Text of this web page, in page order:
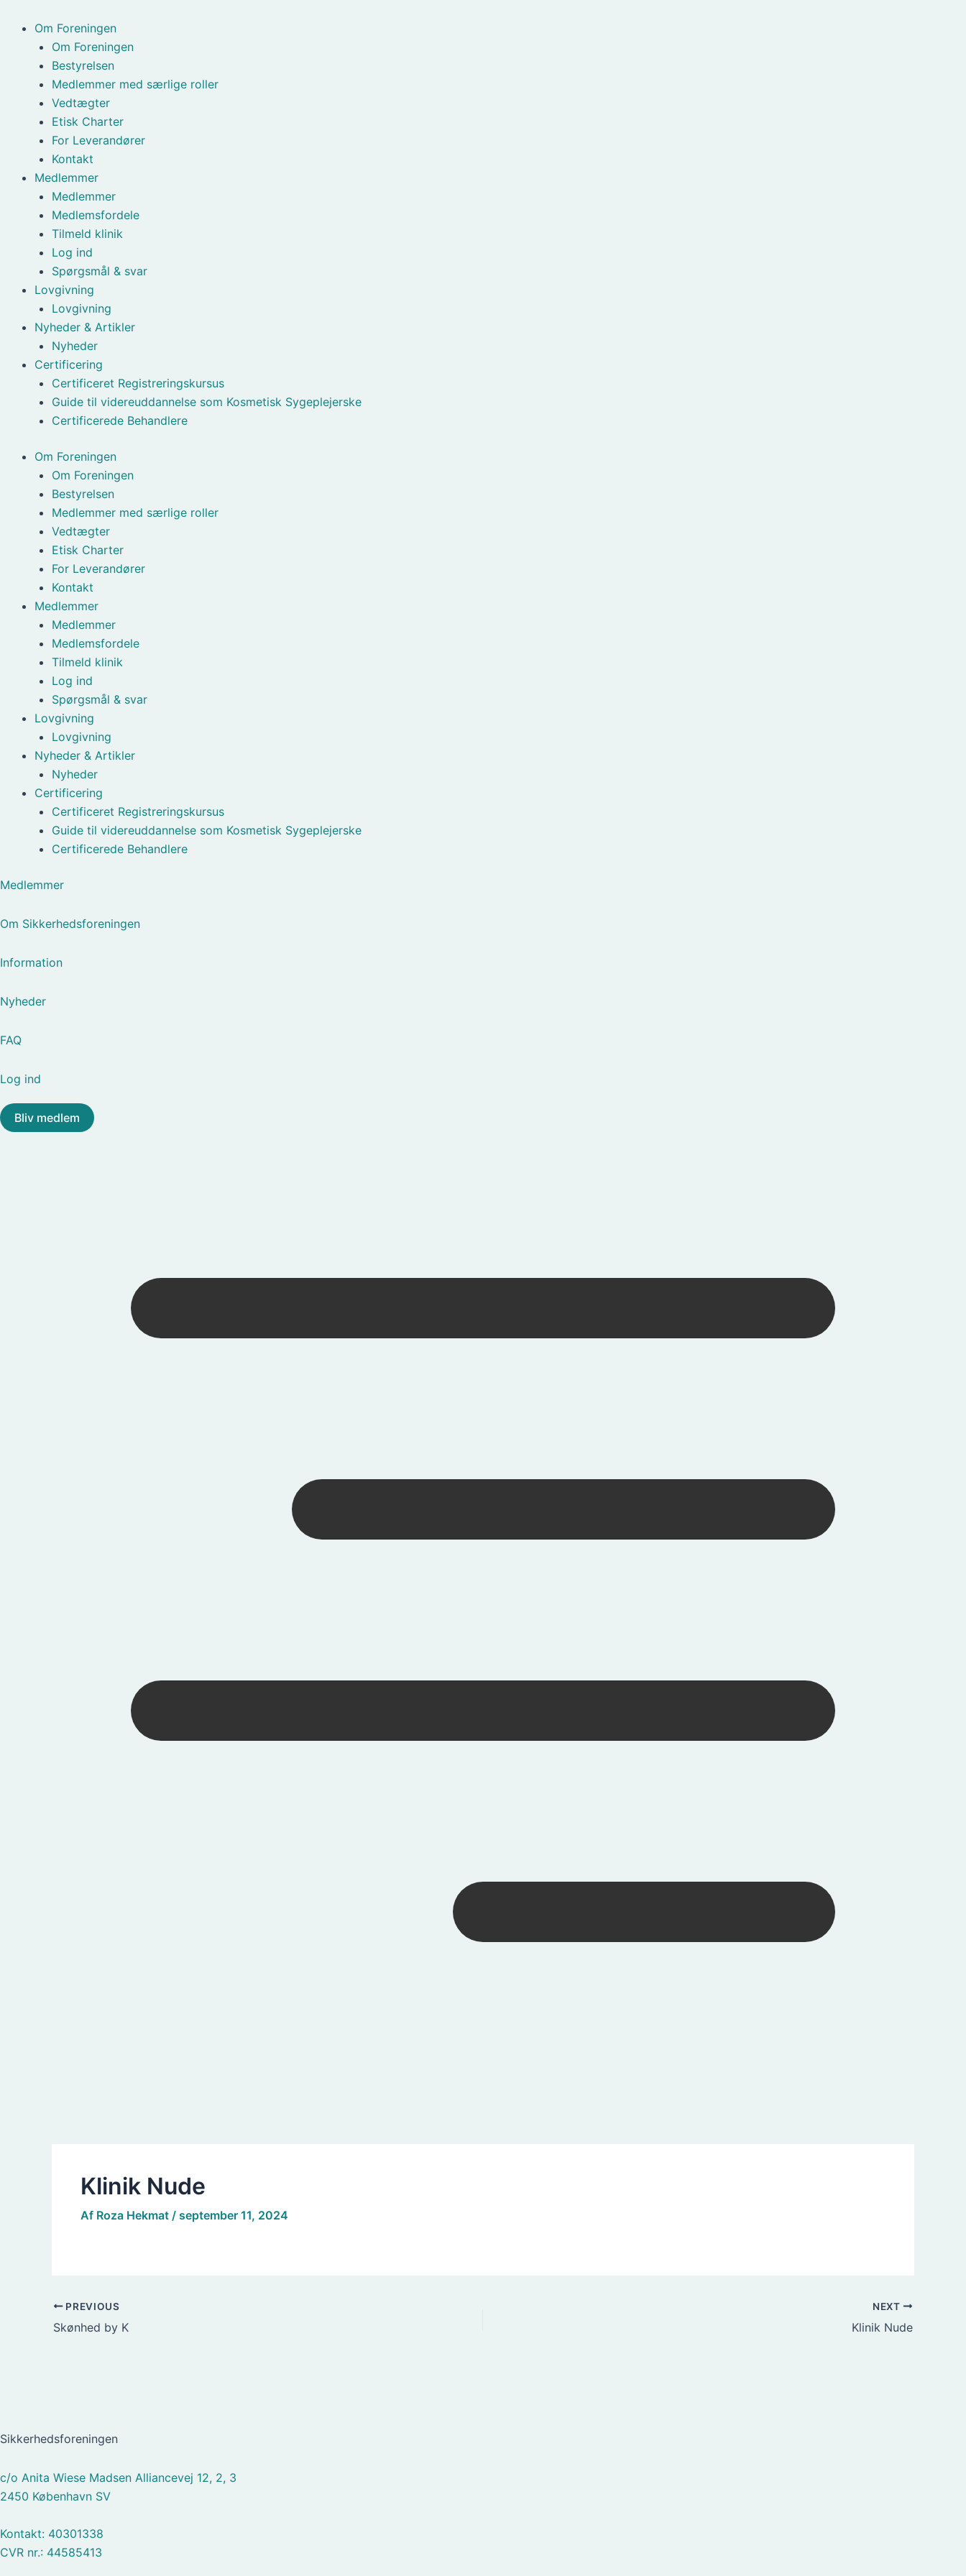
indholdet
Om Foreningen
Om Foreningen
Bestyrelsen
Medlemmer med særlige roller
Vedtægter
Etisk Charter
For Leverandører
Kontakt
Medlemmer
Medlemmer
Medlemsfordele
Tilmeld klinik
Log ind
Spørgsmål & svar
Lovgivning
Lovgivning
Nyheder & Artikler
Nyheder
Certificering
Certificeret Registreringskursus
Guide til videreuddannelse som Kosmetisk Sygeplejerske
Certificerede Behandlere
Om Foreningen
Om Foreningen
Bestyrelsen
Medlemmer med særlige roller
Vedtægter
Etisk Charter
For Leverandører
Kontakt
Medlemmer
Medlemmer
Medlemsfordele
Tilmeld klinik
Log ind
Spørgsmål & svar
Lovgivning
Lovgivning
Nyheder & Artikler
Nyheder
Certificering
Certificeret Registreringskursus
Guide til videreuddannelse som Kosmetisk Sygeplejerske
Certificerede Behandlere
Medlemmer
Om Sikkerhedsforeningen
Information
Nyheder
FAQ
Log ind
Bliv medlem
Klinik Nude
Af Roza Hekmat / september 11, 2024
PREVIOUS
Skønhed by K
NEXT
Klinik Nude
Sikkerhedsforeningen
c/o Anita Wiese Madsen Alliancevej 12, 2, 3
2450 København SV
Kontakt: 40301338
CVR nr.: 44585413